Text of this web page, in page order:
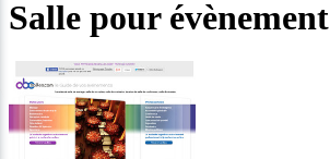
Salle pour évènement